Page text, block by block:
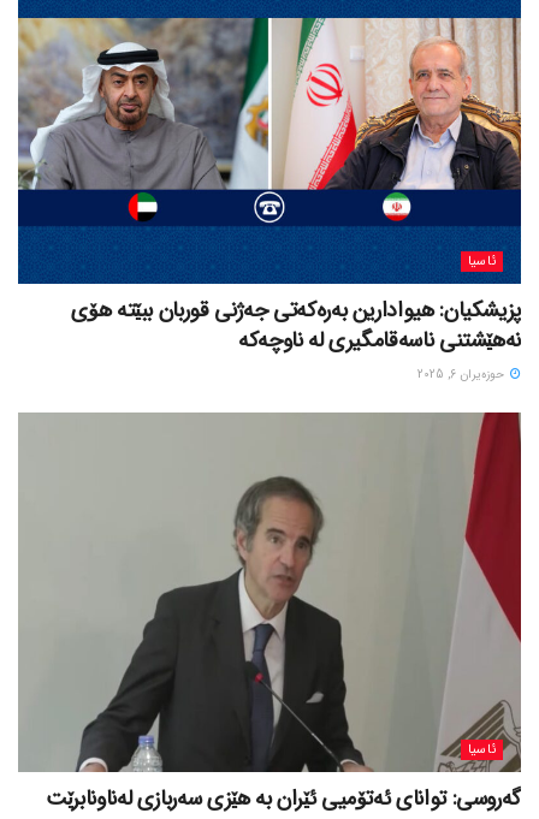
ئاسیا
پزیشکیان: هیوادارین بەرەکەتی جەژنی قوربان ببێتە هۆی
نەهێشتنی ناسەقامگیری لە ناوچەکە
حوزه‌یران 6, 2025
ئاسیا
گەروسی: توانای ئەتۆمیی ئێران بە هێزی سەربازی لەناونابرێت